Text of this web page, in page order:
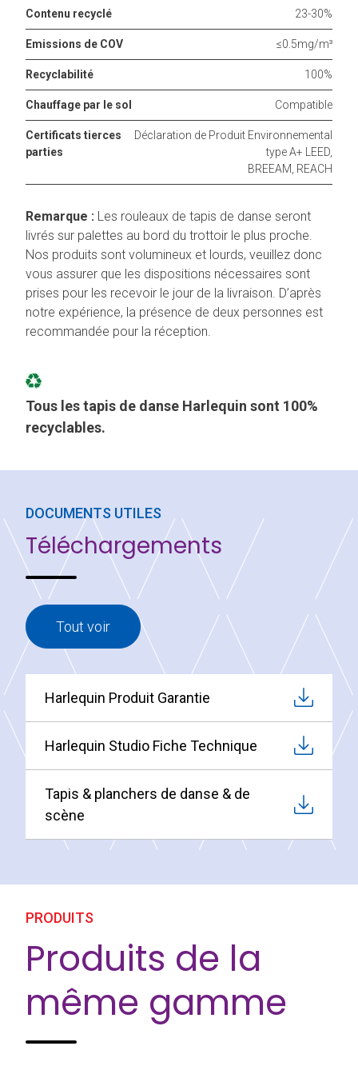
Contenu recyclé 23-30%
Emissions de COV ≤0.5mg/m³
Recyclabilité 100%
Chauffage par le sol Compatible
Certificats tierces
parties
Déclaration de Produit Environnemental
type A+ LEED,
BREEAM, REACH
Remarque : Les rouleaux de tapis de danse seront
livrés sur palettes au bord du trottoir le plus proche.
Nos produits sont volumineux et lourds, veuillez donc
vous assurer que les dispositions nécessaires sont
prises pour les recevoir le jour de la livraison. D’après
notre expérience, la présence de deux personnes est
recommandée pour la réception.
Tous les tapis de danse Harlequin sont 100%
recyclables.
DOCUMENTS UTILES
Téléchargements
Tout voir
Harlequin Produit Garantie
Harlequin Studio Fiche Technique
Tapis & planchers de danse & de
scène
PRODUITS
Produits de la
même gamme